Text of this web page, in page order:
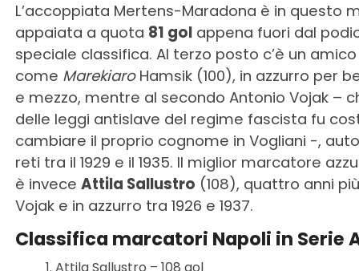
L’accoppiata Mertens-Maradona è in questo
appaiata a quota 81 golappena fuori dal
speciale classifica. Al terzo posto c’è un
come MarekiaroHamsik (100), in azzurro per
e mezzo, mentre al secondo Antonio Vojak –
delle leggi antislave del regime fascista fu
cambiare il proprio cognome in Vogliani -,
reti tra il 1929 e il 1935. Il miglior marcatore
è invece Attila Sallustro (108), quattro anni
Vojak e in azzurro tra 1926 e 1937.
Classifica marcatori Napoli in Serie